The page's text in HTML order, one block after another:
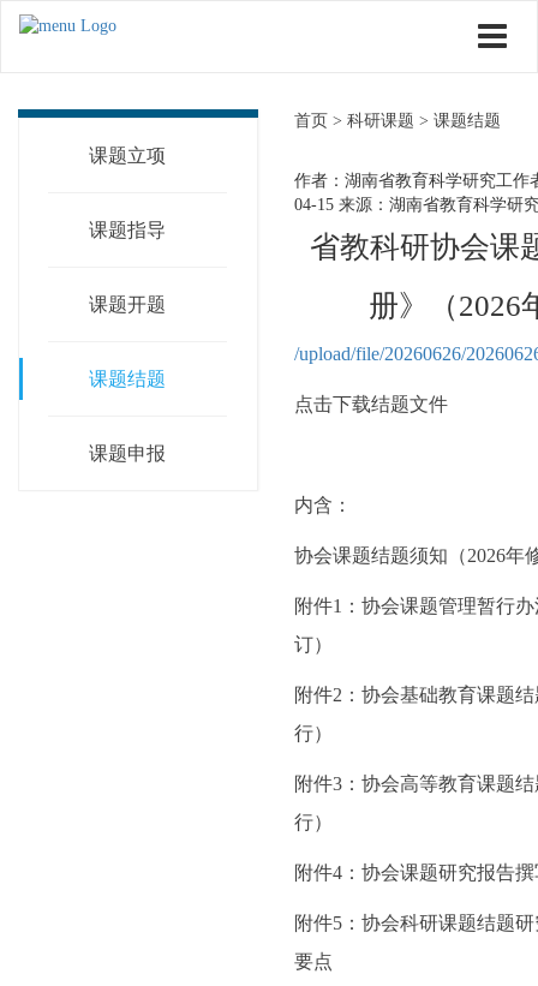
课题立项
课题指导
课题开题
课题结题
课题申报
首页 > 科研课题 > 课题结题
作者：湖南省教育科学研究工作
04-15 来源：湖南省教育科学研
省教科研协会课
册》（2026
/upload/file/20260626/
点击下载结题文件
内含：
协会课题结题须知（2026年
附件1：协会课题管理暂行
订）
附件2：协会基础教育课题
行）
附件3：协会高等教育课题
行）
附件4：协会课题研究报告
附件5：协会科研课题结题
要点